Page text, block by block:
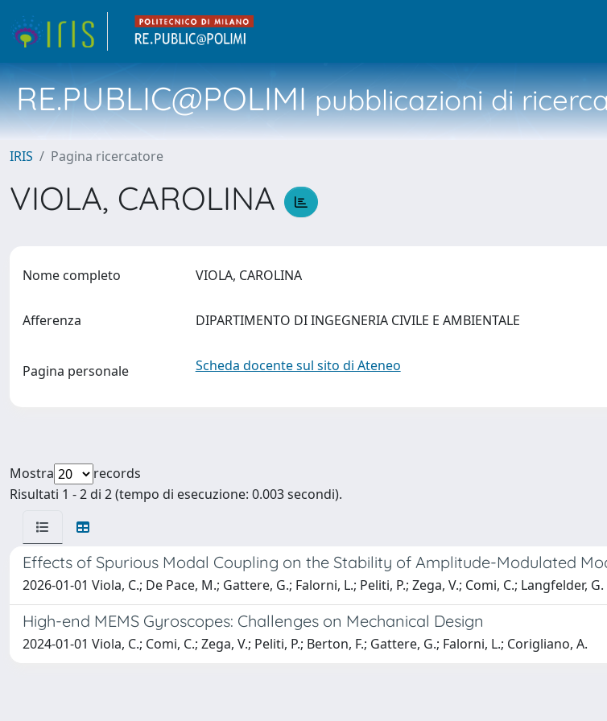
RE.PUBLIC@POLIMIpubblicazioni di
IRIS Pagina ricercatore
VIOLA, CAROLINA
Nome completo VIOLA, CAROLINA
Afferenza DIPARTIMENTO DI INGEGNERIA CIVILE E AMBIENTALE
Pagina personale Scheda docente sul sito di Ateneo
Mostra
records
Risultati 1 - 2 di 2 (tempo di esecuzione: 0.003 secondi).
Effects of Spurious Modal Coupling on the Stability of Amplitude-Modulated
2026-01-01 Viola, C.; De Pace, M.; Gattere, G.; Falorni, L.; Peliti, P.; Zega, V.; Comi, C.; Langfelder, G.
High-end MEMS Gyroscopes: Challenges on Mechanical Design
2024-01-01 Viola, C.; Comi, C.; Zega, V.; Peliti, P.; Berton, F.; Gattere, G.; Falorni, L.; Corigliano, A.